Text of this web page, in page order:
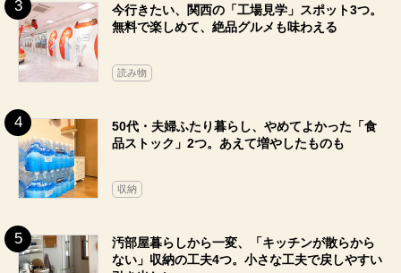
今行きたい、関西の「工場見学」スポット3つ。
無料で楽しめて、絶品グルメも味わえる
読み物
50代・夫婦ふたり暮らし、やめてよかった「食
品ストック」2つ。あえて増やしたものも
収納
汚部屋暮らしから一変、「キッチンが散らから
ない」収納の工夫4つ。小さな工夫で戻しやすい